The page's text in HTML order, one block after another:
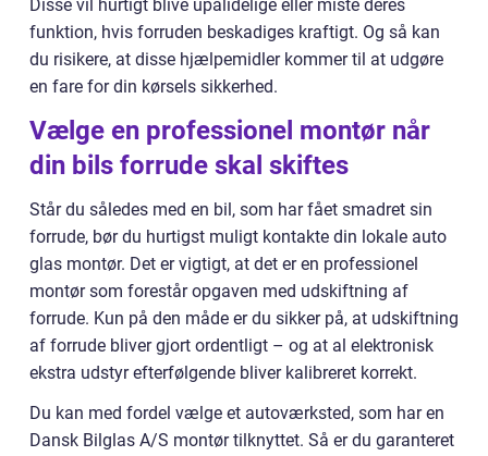
Disse vil hurtigt blive upålidelige eller miste deres
funktion, hvis forruden beskadiges kraftigt. Og så kan
du risikere, at disse hjælpemidler kommer til at udgøre
en fare for din kørsels sikkerhed.
Vælge en professionel montør når
din bils forrude skal skiftes
Står du således med en bil, som har fået smadret sin
forrude, bør du hurtigst muligt kontakte din lokale auto
glas montør. Det er vigtigt, at det er en professionel
montør som forestår opgaven med udskiftning af
forrude. Kun på den måde er du sikker på, at udskiftning
af forrude bliver gjort ordentligt – og at al elektronisk
ekstra udstyr efterfølgende bliver kalibreret korrekt.
Du kan med fordel vælge et autoværksted, som har en
Dansk Bilglas A/S montør tilknyttet. Så er du garanteret